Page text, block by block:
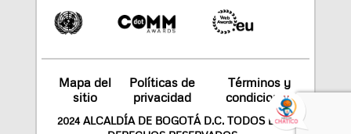
Mapa del
sitio
Políticas de
privacidad
Términos y
condiciones
2024 ALCALDÍA DE BOGOTÁ D.C. TODOS LOS